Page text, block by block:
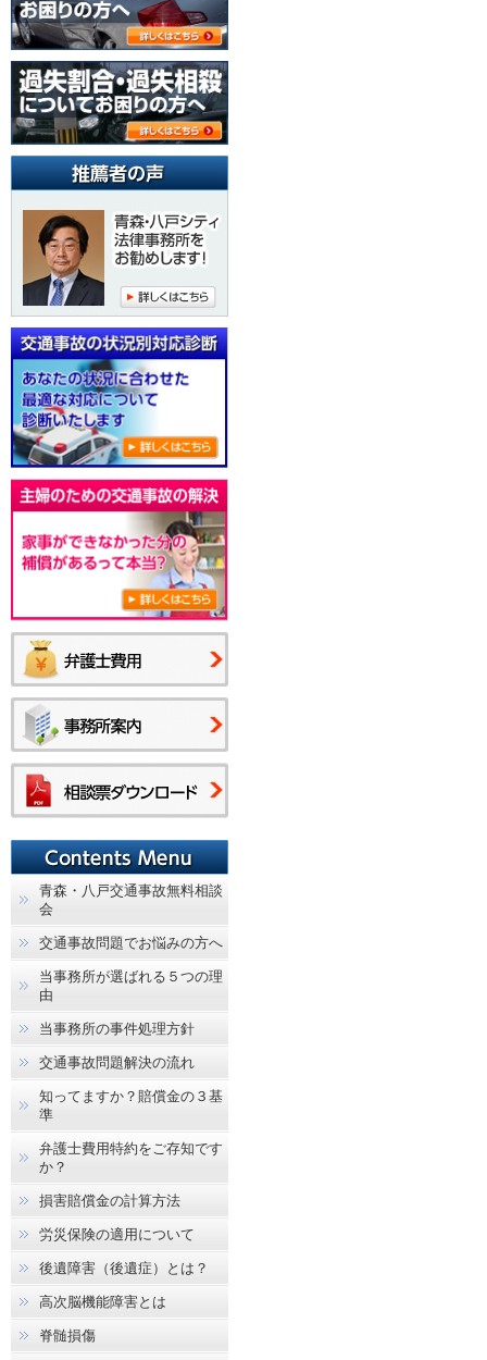
青森・八戸交通事故無料相談
会
交通事故問題でお悩みの方へ
当事務所が選ばれる５つの理
由
当事務所の事件処理方針
交通事故問題解決の流れ
知ってますか？賠償金の３基
準
弁護士費用特約をご存知です
か？
損害賠償金の計算方法
労災保険の適用について
後遺障害（後遺症）とは？
高次脳機能障害とは
脊髄損傷